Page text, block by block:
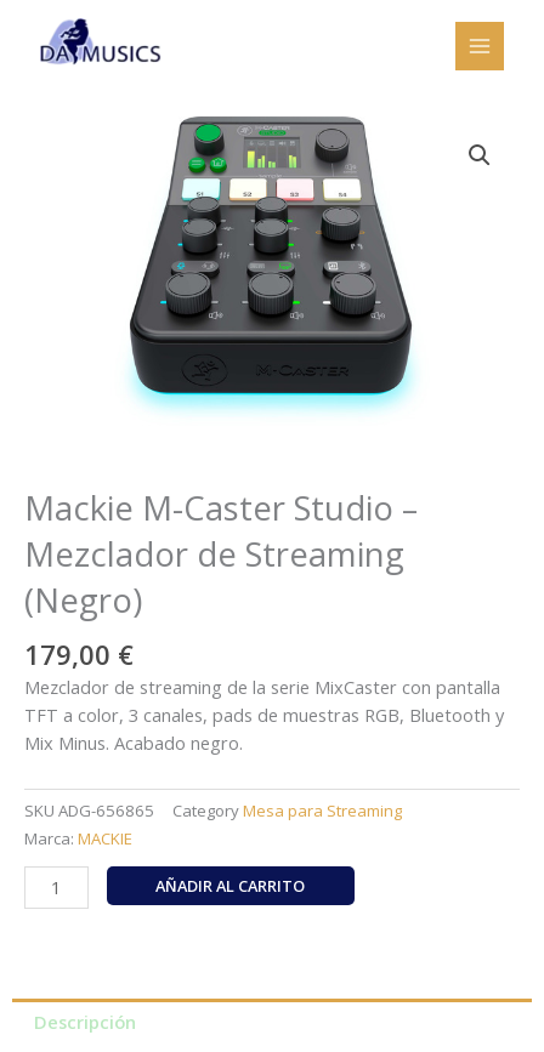
contenido
Mackie M-Caster Studio –
Mezclador de Streaming
(Negro)
179,00 €
Mezclador de streaming de la serie MixCaster con pantalla
TFT a color, 3 canales, pads de muestras RGB, Bluetooth y
Mix Minus. Acabado negro.
SKU ADG-656865 CategoryMesa para Streaming
Marca: MACKIE
Mackie
M-
Mezclador
AÑADIR AL CARRITO
Descripción